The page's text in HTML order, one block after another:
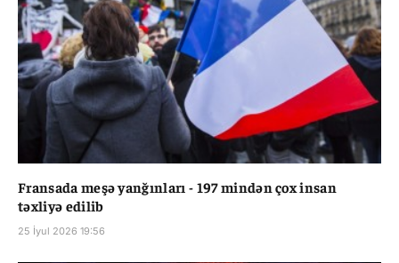
Fransada meşə yanğınları - 197 mindən çox insan
təxliyə edilib
25 İyul 2026 19:56